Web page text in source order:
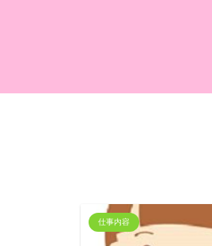
仕事内容